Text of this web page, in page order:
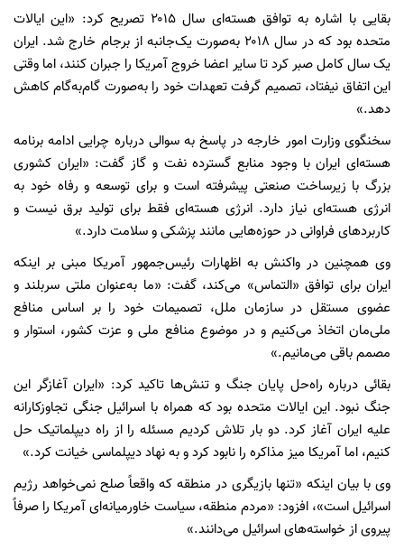
بقایی با اشاره به توافق هسته‌ای سال ۲۰۱۵ تصریح کرد: «این ایالات
متحده بود که در سال ۲۰۱۸ به‌صورت یک‌جانبه از برجام خارج شد. ایران
یک سال کامل صبر کرد تا سایر اعضا خروج آمریکا را جبران کنند، اما وقتی
این اتفاق نیفتاد، تصمیم گرفت تعهدات خود را به‌صورت گام‌به‌گام کاهش
دهد.»
سخنگوی وزارت امور خارجه در پاسخ به سوالی درباره چرایی ادامه برنامه
هسته‌ای ایران با وجود منابع گسترده نفت و گاز گفت: «ایران کشوری
بزرگ با زیرساخت صنعتی پیشرفته است و برای توسعه و رفاه خود به
انرژی هسته‌ای نیاز دارد. انرژی هسته‌ای فقط برای تولید برق نیست و
کاربردهای فراوانی در حوزه‌هایی مانند پزشکی و سلامت دارد.»
وی همچنین در واکنش به اظهارات رئیس‌جمهور آمریکا مبنی بر اینکه
ایران برای توافق «التماس» می‌کند، گفت: «ما به‌عنوان ملتی سربلند و
عضوی مستقل در سازمان ملل، تصمیمات خود را بر اساس منافع
ملی‌مان اتخاذ می‌کنیم و در موضوع منافع ملی و عزت کشور، استوار و
مصمم باقی می‌مانیم.»
بقائی درباره راه‌حل پایان جنگ و تنش‌ها تاکید کرد: «ایران آغازگر این
جنگ نبود. این ایالات متحده بود که همراه با اسرائیل جنگی تجاوزکارانه
علیه ایران آغاز کرد. دو بار تلاش کردیم مسئله را از راه دیپلماتیک حل
کنیم، اما آمریکا میز مذاکره را نابود کرد و به نهاد دیپلماسی خیانت کرد.»
وی با بیان اینکه «تنها بازیگری در منطقه که واقعاً صلح نمی‌خواهد رژیم
اسرائیل است»، افزود: «مردم منطقه، سیاست خاورمیانه‌ای آمریکا را صرفاً
پیروی از خواسته‌های اسرائیل می‌دانند.»